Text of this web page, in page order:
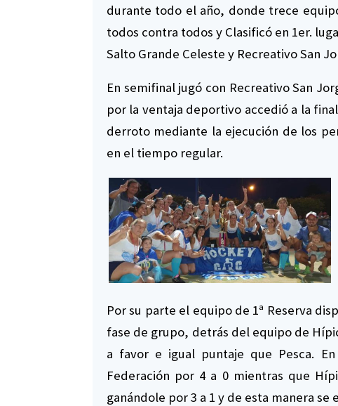
durante todo el año, donde trece
todos contra todos y Clasificó en 1er.
Salto Grande Celeste y Recreativo San
En semifinal jugó con Recreativo San
por la ventaja deportivo accedió a la
derroto mediante la ejecución de los
en el tiempo regular.
Por su parte el equipo de 1ª Reserva
fase de grupo, detrás del equipo de
a favor e igual puntaje que Pesca.
Federación por 4 a 0 mientras que
ganándole por 3 a 1 y de esta manera se